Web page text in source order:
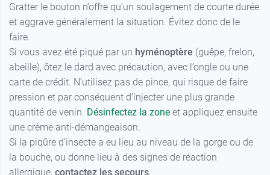
Gratter le bouton n’offre qu’un soulagement de courte durée
et aggrave généralement la situation. Évitez donc de le
faire.
Si vous avez été piqué par un hyménoptère (guêpe, frelon,
abeille), ôtez le dard avec précaution, avec l’ongle ou une
carte de crédit. N’utilisez pas de pince, qui risque de faire
pression et par conséquent d’injecter une plus grande
quantité de venin. Désinfectez la zone et appliquez ensuite
une crème anti-démangeaison.
Si la piqûre d’insecte a eu lieu au niveau de la gorge ou de
la bouche, ou donne lieu à des signes de réaction
allergique, contactez les secours.